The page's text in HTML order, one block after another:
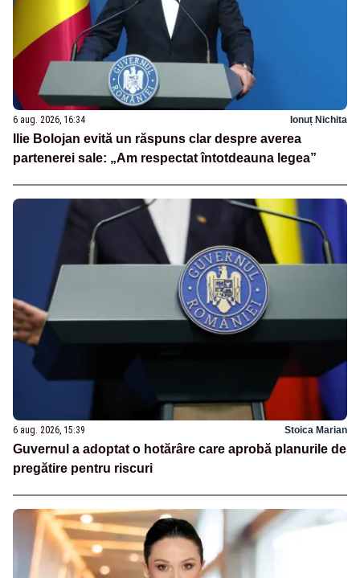
6 aug. 2026, 16:34 Ionuț Nichita
Ilie Bolojan evită un răspuns clar despre averea
partenerei sale: „Am respectat întotdeauna legea”
6 aug. 2026, 15:39 Stoica Marian
Guvernul a adoptat o hotărâre care aprobă planurile de
pregătire pentru riscuri